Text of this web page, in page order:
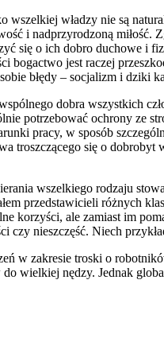
władzy nie są
i nadprzyrodzoną
się o ich dobro duchowe i
bogactwo jest raczej
błędy – socjalizm i dziki
dobra wszystkich
potrzebować ochrony ze
pracy, w sposób
troszczącego się o
wszelkiego rodzaju
przedstawicieli różnych
korzyści, ale zamiast im
czy nieszczęść. Niech
w zakresie troski o
wielkiej nędzy. Jednak